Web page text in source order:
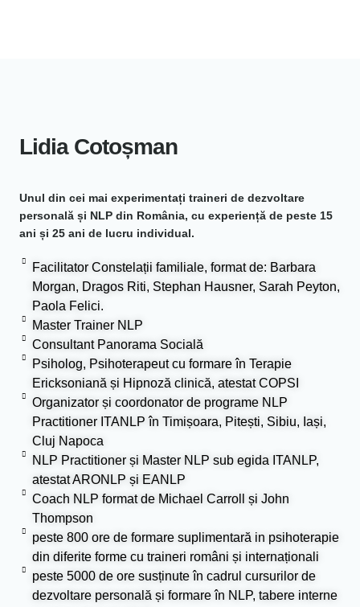
Lidia Cotoșman
Unul din cei mai experimentați traineri de dezvoltare
personală și NLP din România, cu experiență de peste 15
ani și 25 ani de lucru individual.
Facilitator Constelații familiale, format de: Barbara
Morgan, Dragos Riti, Stephan Hausner, Sarah Peyton,
Paola Felici.
Master Trainer NLP
Consultant Panorama Socială
Psiholog, Psihoterapeut cu formare în Terapie
Ericksoniană și Hipnoză clinică, atestat COPSI
Organizator și coordonator de programe NLP
Practitioner ITANLP în Timișoara, Pitești, Sibiu, Iași,
Cluj Napoca
NLP Practitioner și Master NLP sub egida ITANLP,
atestat ARONLP și EANLP
Coach NLP format de Michael Carroll și John
Thompson
peste 800 ore de formare suplimentară in psihoterapie
din diferite forme cu traineri români și internaționali
peste 5000 de ore susținute în cadrul cursurilor de
dezvoltare personală și formare în NLP, tabere interne